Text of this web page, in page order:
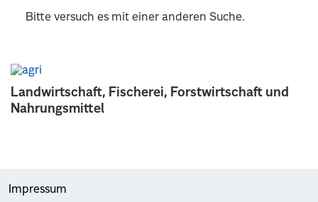
Landwirtschaft, Fischerei, Forstwirtschaft und
Nahrungsmittel
Bitte versuch es mit einer anderen Suche.
Impressum